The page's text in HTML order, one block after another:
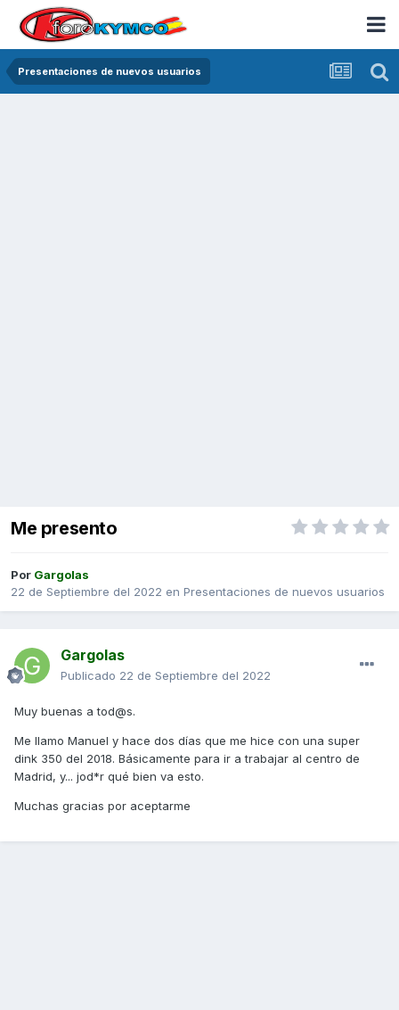
Presentaciones de nuevos usuarios
Me presento
Por Gargolas
22 de Septiembre del 2022 en Presentaciones de nuevos usuarios
Gargolas
Publicado 22 de Septiembre del 2022
Muy buenas a tod@s.
Me llamo Manuel y hace dos días que me hice con una super
dink 350 del 2018. Básicamente para ir a trabajar al centro de
Madrid, y... jod*r qué bien va esto.
Muchas gracias por aceptarme